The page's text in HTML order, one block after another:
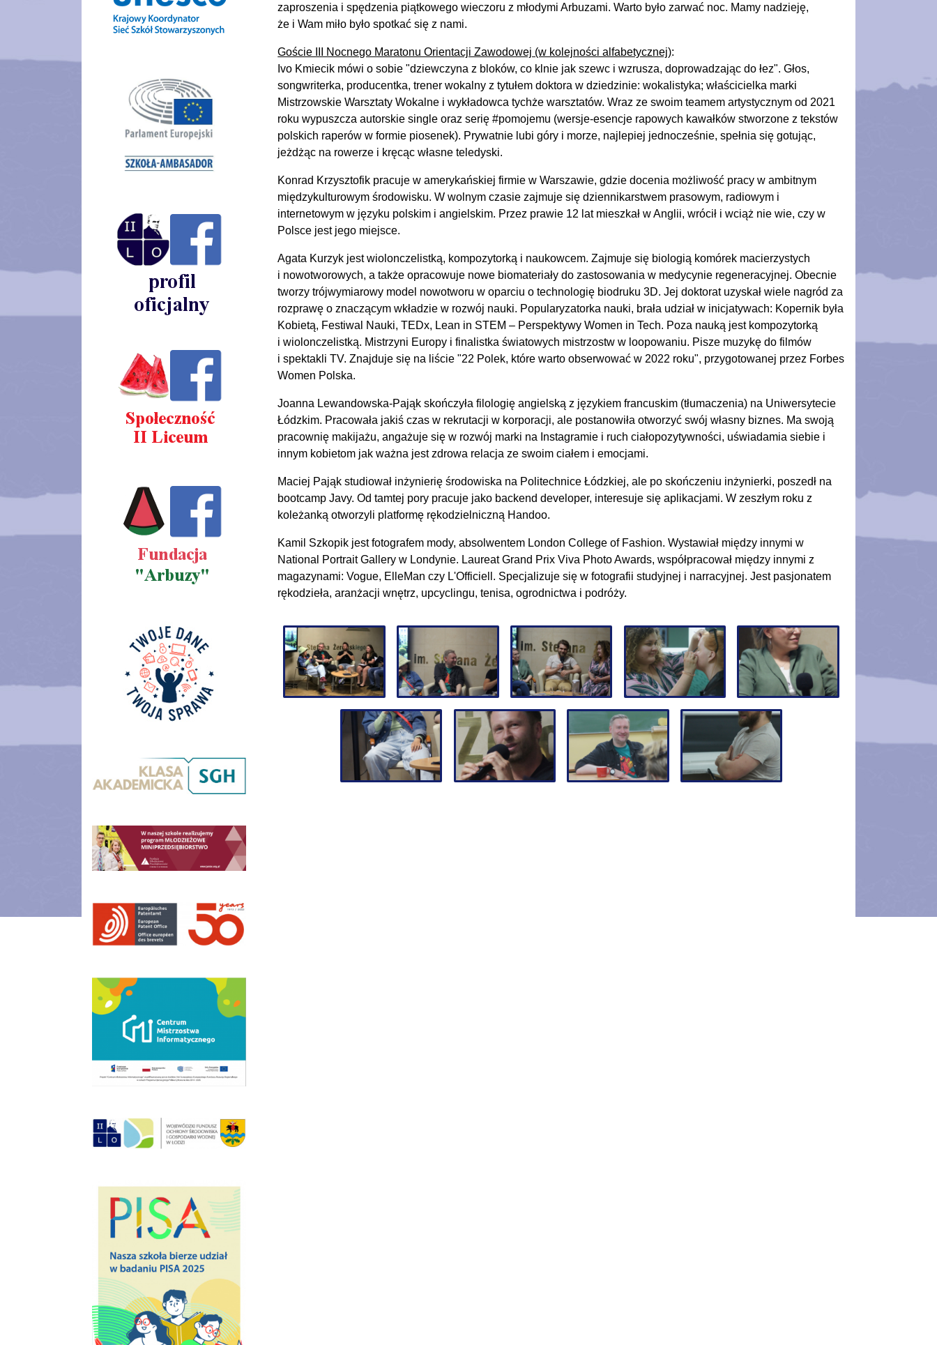
zaproszenia i spędzenia piątkowego wieczoru z młodymi Arbuzami. Warto było zarwać noc. Mamy nadzieję,
że i Wam miło było spotkać się z nami.
Goście III Nocnego Maratonu Orientacji Zawodowej (w kolejności alfabetycznej):
Ivo Kmiecik mówi o sobie "dziewczyna z bloków, co klnie jak szewc i wzrusza, doprowadzając do łez". Głos,
songwriterka, producentka, trener wokalny z tytułem doktora w dziedzinie: wokalistyka; właścicielka marki
Mistrzowskie Warsztaty Wokalne i wykładowca tychże warsztatów. Wraz ze swoim teamem artystycznym od 2021
roku wypuszcza autorskie single oraz serię #pomojemu (wersje-esencje rapowych kawałków stworzone z tekstów
polskich raperów w formie piosenek). Prywatnie lubi góry i morze, najlepiej jednocześnie, spełnia się gotując,
jeżdżąc na rowerze i kręcąc własne teledyski.
Konrad Krzysztofik pracuje w amerykańskiej firmie w Warszawie, gdzie docenia możliwość pracy w ambitnym
międzykulturowym środowisku. W wolnym czasie zajmuje się dziennikarstwem prasowym, radiowym i
internetowym w języku polskim i angielskim. Przez prawie 12 lat mieszkał w Anglii, wrócił i wciąż nie wie, czy w
Polsce jest jego miejsce.
Agata Kurzyk jest wiolonczelistką, kompozytorką i naukowcem. Zajmuje się biologią komórek macierzystych
i nowotworowych, a także opracowuje nowe biomateriały do zastosowania w medycynie regeneracyjnej. Obecnie
tworzy trójwymiarowy model nowotworu w oparciu o technologię biodruku 3D. Jej doktorat uzyskał wiele nagród za
rozprawę o znaczącym wkładzie w rozwój nauki. Popularyzatorka nauki, brała udział w inicjatywach: Kopernik była
Kobietą, Festiwal Nauki, TEDx, Lean in STEM – Perspektywy Women in Tech. Poza nauką jest kompozytorką
i wiolonczelistką. Mistrzyni Europy i finalistka światowych mistrzostw w loopowaniu. Pisze muzykę do filmów
i spektakli TV. Znajduje się na liście "22 Polek, które warto obserwować w 2022 roku", przygotowanej przez Forbes
Women Polska.
Joanna Lewandowska-Pająk skończyła filologię angielską z językiem francuskim (tłumaczenia) na Uniwersytecie
Łódzkim. Pracowała jakiś czas w rekrutacji w korporacji, ale postanowiła otworzyć swój własny biznes. Ma swoją
pracownię makijażu, angażuje się w rozwój marki na Instagramie i ruch ciałopozytywności, uświadamia siebie i
innym kobietom jak ważna jest zdrowa relacja ze swoim ciałem i emocjami.
Maciej Pająk studiował inżynierię środowiska na Politechnice Łódzkiej, ale po skończeniu inżynierki, poszedł na
bootcamp Javy. Od tamtej pory pracuje jako backend developer, interesuje się aplikacjami. W zeszłym roku z
koleżanką otworzyli platformę rękodzielniczną Handoo.
Kamil Szkopik jest fotografem mody, absolwentem London College of Fashion. Wystawiał między innymi w
National Portrait Gallery w Londynie. Laureat Grand Prix Viva Photo Awards, współpracował między innymi z
magazynami: Vogue, ElleMan czy L'Officiell. Specjalizuje się w fotografii studyjnej i narracyjnej. Jest pasjonatem
rękodzieła, aranżacji wnętrz, upcyclingu, tenisa, ogrodnictwa i podróży.